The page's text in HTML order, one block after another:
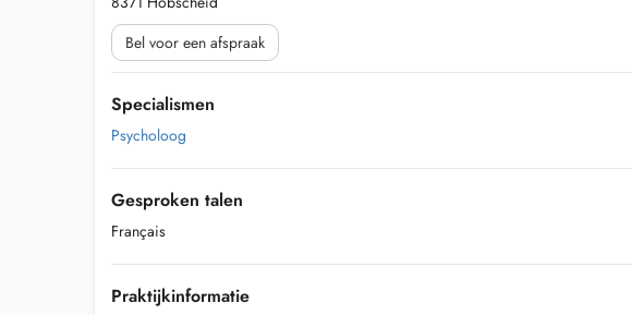
Bel voor een afspraak
Specialismen
Psycholoog
Gesproken talen
Français
Praktijkinformatie